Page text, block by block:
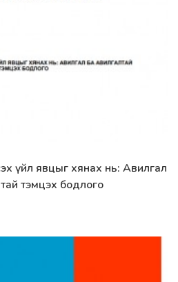
үйл явцыг хянах нь: Авилгал
тэмцэх бодлого